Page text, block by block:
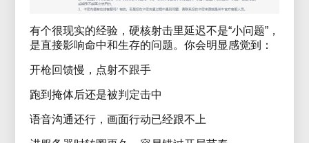
有个很现实的经验，硬核射击里延迟不是“小问题”，
是直接影响命中和生存的问题。你会明显感觉到：
开枪回馈慢，点射不跟手
跑到掩体后还是被判定击中
语音沟通还行，画面行动已经跟不上